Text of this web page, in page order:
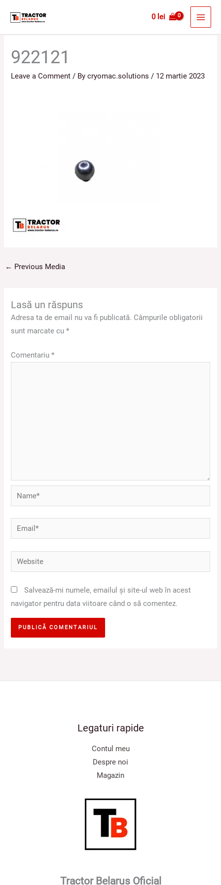
content
0 lei
922121
Leave a Comment / Bycryomac.solutions/ 12 martie 2023
← Previous Media
Lasă un răspuns
Adresa ta de email nu va fi publicată. Câmpurile obligatorii
sunt marcate cu*
Comentariu*
Name*
Email*
Website
Salvează-mi numele, emailul și site-ul web în acest
navigator pentru data viitoare când o să comentez.
Legaturi rapide
Contul meu
Despre noi
Magazin
Tractor Belarus Oficial